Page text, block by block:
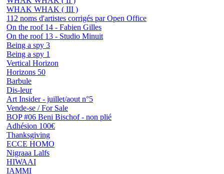
WHAK WHAK ( III )
112 noms d'artistes corrigés par Open Office
On the roof 14 - Fabien Gilles
On the roof 13 - Studio Minuit
Being a spy 3
Being a spy 1
Vertical Horizon
Horizons 50
Barbule
Dis-leur
Art Insider - juillet/aout n°5
Vende-se / For Sale
BOP #06 Beni Bischof - non plié
Adhésion 100€
Thanksgiving
ECCE HOMO
Nigraaa Lalfs
HIWAAI
IAMMI